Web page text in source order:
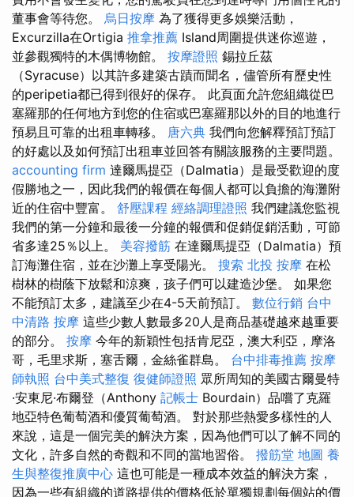
董事會等待您。 烏日按摩 為了獲得更多娛樂活動，
Excurzilla在Ortigia 推拿推薦 Island周圍提供迷你巡遊，
並參觀獨特的木偶博物館。 按摩證照 錫拉丘茲
（Syracuse）以其許多建築古蹟而聞名，儘管所有歷史性
的peripetia都已得到很好的保存。 此頁面允許您組織從巴
塞羅那的任何地方到您的住宿或巴塞羅那以外的目的地進行
預易且可靠的出租車轉移。 唐六典 我們向您解釋預訂預訂
的好處以及如何預訂出租車並回答有關該服務的主要問題。
accounting firm 達爾馬提亞（Dalmatia）是最受歡迎的度
假勝地之一，因此我們的報價在每個人都可以負擔的海灘附
近的住宿中豐富。 舒壓課程 經絡調理證照 我們建議您監視
我們的第一分鐘和最後一分鐘的報價和促銷促銷活動，可節
省多達25％以上。 美容撥筋 在達爾馬提亞（Dalmatia）預
訂海灘住宿，並在沙灘上享受陽光。 搜索 北投 按摩 在松
樹林的樹蔭下放鬆和涼爽，孩子們可以建造沙堡。 如果您
不能預訂太多，建議至少在4-5天前預訂。 數位行銷 台中
中清路 按摩 這些少數人數最多20人是商品基礎越來越重要
的部分。 按摩 今年的新穎性包括肯尼亞，澳大利亞，摩洛
哥，毛里求斯，塞舌爾，金絲雀群島。 台中排毒推薦 按摩
師執照 台中美式整復 復健師證照 眾所周知的美國古爾曼特
·安東尼·布爾登（Anthony 記帳士 Bourdain）品嚐了克羅
地亞特色葡萄酒和優質葡萄酒。 對於那些熱愛多樣性的人
來說，這是一個完美的解決方案，因為他們可以了解不同的
文化，許多自然的奇觀和不同的當地習俗。 撥筋堂 地圖 養
生與整復推廣中心 這也可能是一種成本效益的解決方案，
因為一些有組織的道路提供的價格低於單獨規劃每個站的價